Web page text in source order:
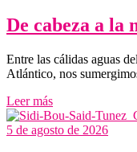
De cabeza a la
Entre las cálidas aguas
Atlántico, nos
Leer más
5 de agosto de 2026